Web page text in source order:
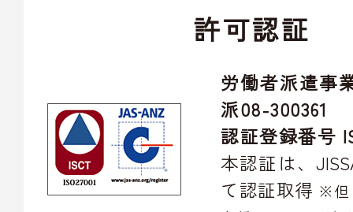
許可認証
労働者派遣
派08-300361
認証登録番号
本認証は、
て認証取得 ※但